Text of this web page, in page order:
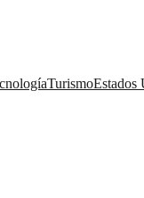
TurismoEstados